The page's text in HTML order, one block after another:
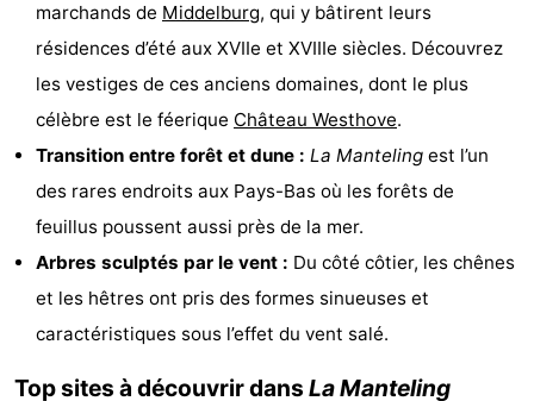
Moulins
Phares
Points
de
vue
Attractions
Terrains
de
Aires
marchands de Middelburg, qui y bâtirent leurs
résidences d’été aux XVIIe et XVIIIe siècles. Découvrez
les vestiges de ces anciens domaines, dont le plus
célèbre est le féerique Château Westhove.
Transition entre forêt et dune : La Manteling est l’un
des rares endroits aux Pays-Bas où les forêts de
feuillus poussent aussi près de la mer.
Arbres sculptés par le vent : Du côté côtier, les chênes
et les hêtres ont pris des formes sinueuses et
caractéristiques sous l’effet du vent salé.
Top sites à découvrir dans La Manteling